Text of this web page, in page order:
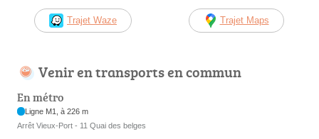
Trajet Waze Trajet Maps
Venir en transports en commun
En métro
Ligne M1, à 226 m
Arrêt Vieux-Port - 11 Quai des belges